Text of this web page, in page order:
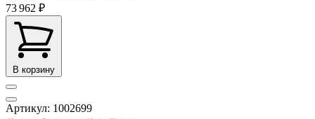
73 962 ₽
В корзину
Артикул: 1002699